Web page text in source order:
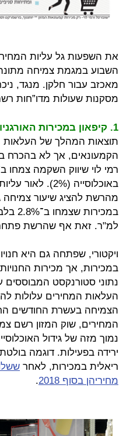
את השפעות גל עליות
השבוע במגמת צמיחה מתונה
מאכזב עבור חלקן. מנגד,
מסקנות שעולות מדו”חות
1. קיפאון במכירות האורגניות
תוצאות המהלך של העלאות
הקמעונאים, אך לא בהכרח
באוכלוסייה
מהרשת להציג שיעור צמיחה
למ"ר. זאת אף שהרשת פתחה
נתוני סטורנקסט
העלאות המחירים עלולות
נמוך מזה של גידול
ירידה בפעילות. דוגמה
ריאלית במכירות, לאחר
מחיריהן בסוף 2018
.